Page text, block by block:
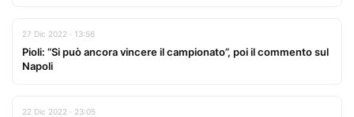
27 Dic 2022 · 13:56
Pioli: “Si può ancora vincere il campionato”, poi il commento sul
Napoli
22 Dic 2022 · 23:05